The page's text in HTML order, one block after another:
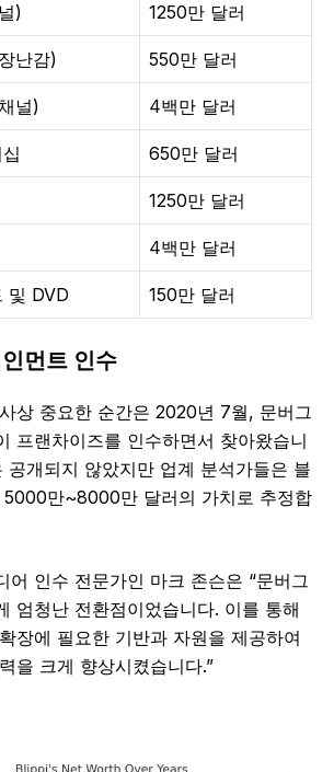
) 1250만 달러
난감) 550만 달러
널) 4백만 달러
650만 달러
1250만 달러
4백만 달러
및 DVD 150만 달러
먼트 인수
상 중요한 순간은 2020년 7월, 문버그
프랜차이즈를 인수하면서 찾아왔습니
공개되지 않았지만 업계 분석가들은 블
5000만~8000만 달러의 가치로 추정합
어 인수 전문가인 마크 존슨은 “문버그
엄청난 전환점이었습니다. 이를 통해
장에 필요한 기반과 자원을 제공하여
을 크게 향상시켰습니다.”